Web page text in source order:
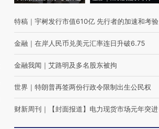
特稿 ｜ 宇树发行市值610亿 先行者的加速和考验
金融 ｜ 在岸人民币兑美元汇率连日升破6.75
金融我闻 ｜ 艾路明及多名股东被拘
世界 ｜ 特朗普再签两份行政令限制出生公民权
财新周刊 ｜ 【封面报道】电力现货市场元年突进